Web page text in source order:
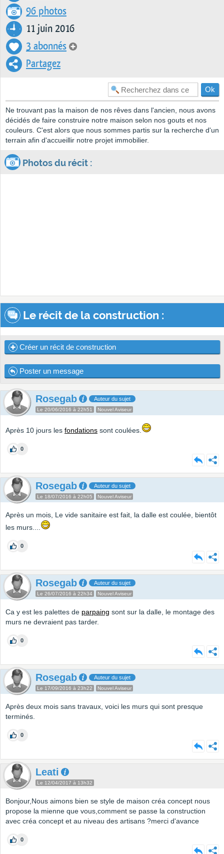
96 photos
11 juin 2016
3 abonnés
Partagez
Ne trouvant pas la maison de nos rêves dans l'ancien, nous avons
décidés de faire construire notre maison selon nos gouts et nos
couleurs. C'est alors que nous sommes partis sur la recherche d'un
terrain afin d'accueillir notre projet immobilier.
Photos du récit :
Le récit de la construction :
Créer un récit de construction
Poster un message
Rosegab Auteur du sujet
Le 20/06/2016 à 22h51 Nouvel Aviseur
Après 10 jours les fondations sont coulées.
0
Rosegab Auteur du sujet
Le 18/07/2016 à 22h05 Nouvel Aviseur
Après un mois, Le vide sanitaire est fait, la dalle est coulée, bientôt
les murs....
0
Rosegab Auteur du sujet
Le 26/07/2016 à 22h34 Nouvel Aviseur
Ca y est les palettes de parpaing sont sur la dalle, le montage des
murs ne devraient pas tarder.
0
Rosegab Auteur du sujet
Le 17/09/2016 à 23h22 Nouvel Aviseur
Après deux mois sans travaux, voici les murs qui sont presque
terminés.
0
Leati
Le 12/04/2017 à 13h32
Bonjour,Nous aimons bien se style de maison créa concept nous
propose la mienne que vous,comment se passe la construction
avec créa concept et au niveau des artisans ?merci d'avance
0